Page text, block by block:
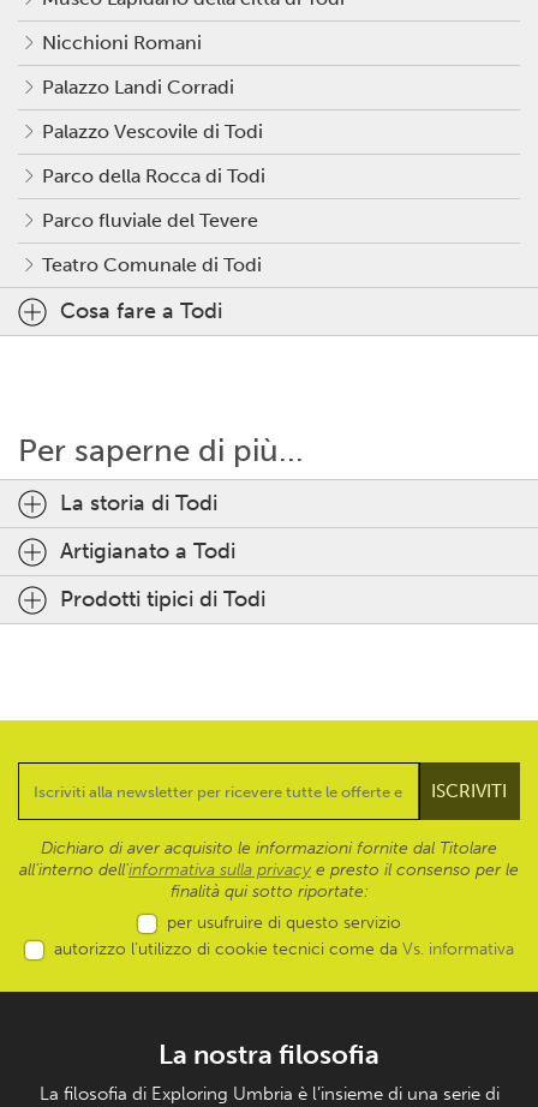
Nicchioni Romani
Palazzo Landi Corradi
Palazzo Vescovile di Todi
Parco della Rocca di Todi
Parco fluviale del Tevere
Teatro Comunale di Todi
Cosa fare a Todi
Per saperne di più...
La storia di Todi
Artigianato a Todi
Prodotti tipici di Todi
Dichiaro di aver acquisito le informazioni fornite dal Titolare
all’interno dell'informativa sulla privacy e presto il consenso per le
finalità qui sotto riportate:
per usufruire di questo servizio
autorizzo l’utilizzo di cookie tecnici come da Vs. informativa
La nostra filosofia
La filosofia di Exploring Umbria è l’insieme di una serie di